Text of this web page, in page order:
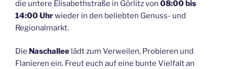
die untere Elisabethstraße in Görlitz von 08:00 bis
14:00 Uhrwieder in den beliebten Genuss- und
Regionalmarkt.
Die Naschallee lädt zum Verweilen, Probieren und
Flanieren ein. Freut euch auf eine bunte Vielfalt an